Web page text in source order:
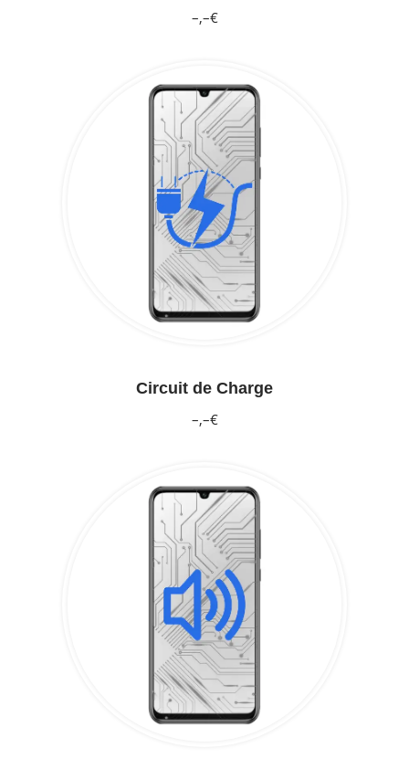
–,–€
Circuit de Charge
–,–€